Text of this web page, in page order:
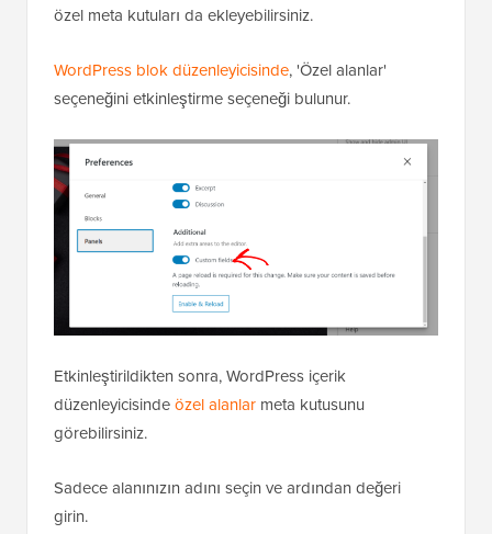
özel meta kutuları da ekleyebilirsiniz.
WordPress blok düzenleyicisinde, 'Özel alanlar'
seçeneğini etkinleştirme seçeneği bulunur.
Etkinleştirildikten sonra, WordPress içerik
düzenleyicisindeözel alanlar meta kutusunu
görebilirsiniz.
Sadece alanınızın adını seçin ve ardından değeri
girin.